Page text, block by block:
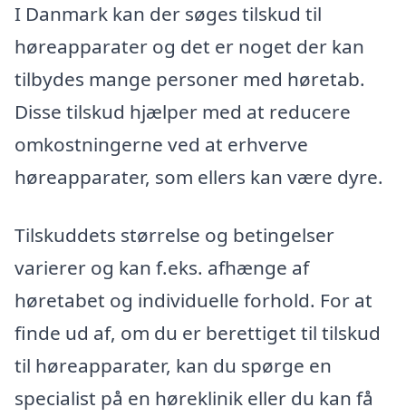
I Danmark kan der søges tilskud til
høreapparater og det er noget der kan
tilbydes mange personer med høretab.
Disse tilskud hjælper med at reducere
omkostningerne ved at erhverve
høreapparater, som ellers kan være dyre.
Tilskuddets størrelse og betingelser
varierer og kan f.eks. afhænge af
høretabet og individuelle forhold. For at
finde ud af, om du er berettiget til tilskud
til høreapparater, kan du spørge en
specialist på en høreklinik eller du kan få